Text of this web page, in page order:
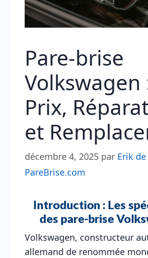
Pare-brise
Volkswagen
Prix,
et
décembre 4, 2025 par Erik de
PareBrise.com
Introduction : Les
des pare-brise
Volkswagen, constructeur
allemand de renommée